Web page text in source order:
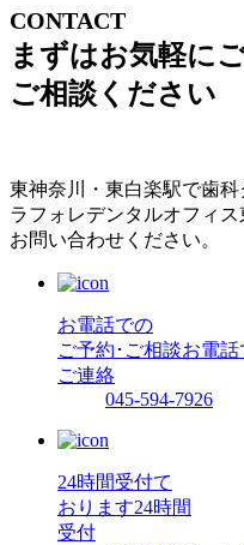
CONTACT
まずはお気軽に
ご相談ください
東神奈川・東白楽駅で歯
ラフォレデンタルオフィ
お問い合わせください。
お電話での
ご予約･ご相談お電話
ご連絡
045-594-7926
24時間受付て
おります24時間
受付